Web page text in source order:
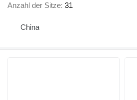
Anzahl der Sitze 31
China